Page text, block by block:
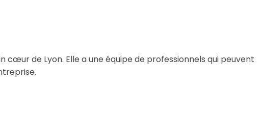
cœur de Lyon. Elle a une équipe de professionnels qui peuvent